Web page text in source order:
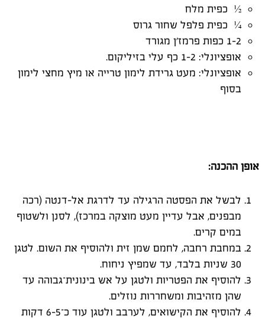
½ כפית מלח
¼ כפית פלפל שחור גרוס
1-2 כפות פרמז'ן מגורד
אופציונלי: 1-2 כף עלי בזיליקום.
אופציונלי: מעט גרידת לימון טרייה או מיץ מחצי לימון
בסוף
אופן ההכנה:
לבשל את הפסטה הרגילה עד לדרגת אל-דנטה (רכה
מבפנים, אבל עדיין מעט מוצקה במרכז), לסנן ולשטוף
במים קרים.
במחבת רחבה, לחמם שמן זית ולהוסיף את השום. לטגן
30 שניות בלבד, עד שמפיץ ניחוח.
להוסיף את הפטריות ולטגן על אש בינונית־גבוהה עד
שהן מזהיבות ומשחררות נוזלים.
להוסיף את הקישואים, לערבב ולטגן עוד כ־5–6 דקות